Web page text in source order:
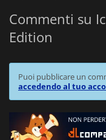
Commenti su
Edition
Puoi pubblicare un
accedendo al tuo